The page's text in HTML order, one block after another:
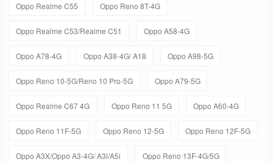
Oppo Realme C55 Oppo Reno 8T-4G
Oppo Realme C53/Realme C51 Oppo A58-4G
Oppo A78-4G Oppo A38-4G/ A18 Oppo A98-5G
Oppo Reno 10-5G/Reno 10 Pro-5G Oppo A79-5G
Oppo Realme C67 4G Oppo Reno 11 5G Oppo A60-4G
Oppo Reno 11F-5G Oppo Reno 12-5G Oppo Reno 12F-5G
Oppo A3X/Oppo A3-4G/ A3i/A5i Oppo Reno 13F-4G/5G